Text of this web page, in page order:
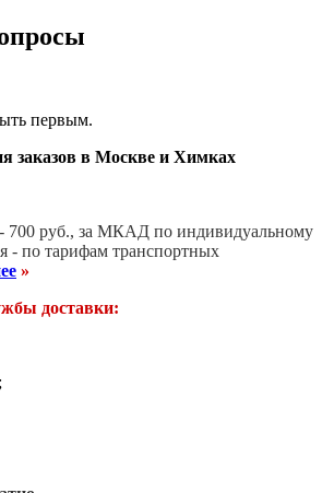
первым.
заказов в Москве и Химках
700 руб., за МКАД по индивидуальному
- по тарифам транспортных
»
доставки: